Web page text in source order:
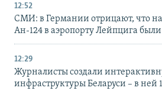
12:52
СМИ: в Германии отрицают, что
Ан-124 в аэропорту Лейпцига
12:29
Журналисты создали
инфраструктуры Беларуси – в ней